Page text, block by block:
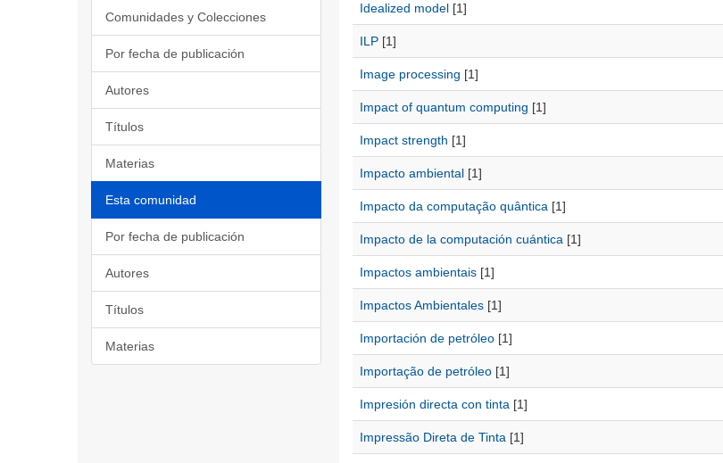
Comunidades y Colecciones
Por fecha de publicación
Autores
Títulos
Materias
Esta comunidad
Por fecha de publicación
Autores
Títulos
Materias
Idealized model[1]
ILP[1]
Image processing [1]
Impact of quantum computing [1]
Impact strength [1]
Impacto ambiental[1]
Impacto da computação quântica [1]
Impacto de la computación cuántica [1]
Impactos ambientais[1]
Impactos Ambientales[1]
Importación de petróleo[1]
Importação de petróleo[1]
Impresión directa con tinta [1]
Impressão Direta de Tinta [1]